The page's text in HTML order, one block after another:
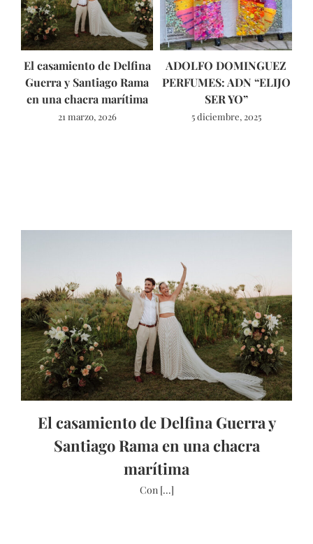
El casamiento de Delfina
Guerra y Santiago Rama
en una chacra marítima
21 marzo, 2026
ADOLFO DOMINGUEZ
PERFUMES: ADN “ELIJO
SER YO”
5 diciembre, 2025
El casamiento de Delfina Guerra y
Santiago Rama en una chacra
marítima
Con [...]